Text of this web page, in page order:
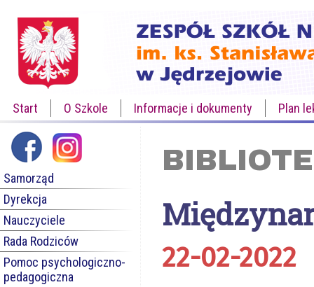
Start O Szkole Informacje i dokumenty Plan
Samorząd
Dyrekcja
Nauczyciele
Rada Rodziców
Pomoc psychologiczno-
pedagogiczna
22-02-2022